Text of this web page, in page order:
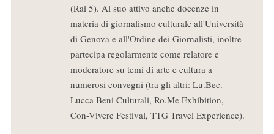
(Rai 5). Al suo attivo anche docenze in
materia di giornalismo culturale all'Università
di Genova e all'Ordine dei Giornalisti, inoltre
partecipa regolarmente come relatore e
moderatore su temi di arte e cultura a
numerosi convegni (tra gli altri: Lu.Bec.
Lucca Beni Culturali, Ro.Me Exhibition,
Con-Vivere Festival, TTG Travel Experience).